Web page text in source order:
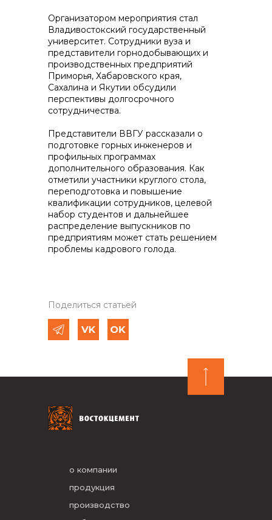
Контакты
+7 (423) 234 50 50
info@vostokcement.ru
Организатором мероприятия стал
Владивостокский государственный
университет. Сотрудники вуза и
представители горнодобывающих и
производственных предприятий
Приморья, Хабаровского края,
Сахалина и Якутии обсудили
перспективы долгосрочного
сотрудничества.
Представители ВВГУ рассказали о
подготовке горных инженеров и
профильных программах
дополнительного образования. Как
отметили участники круглого стола,
переподготовка и повышение
квалификации сотрудников, целевой
набор студентов и дальнейшее
распределение выпускников по
предприятиям может стать решением
проблемы кадрового голода.
Поделиться статьей
о компании
продукция
производство